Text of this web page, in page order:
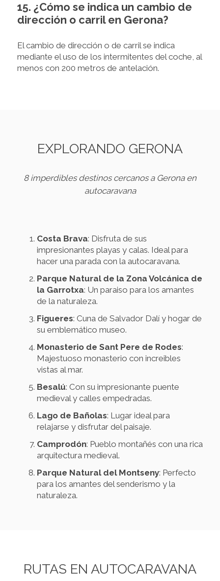
15. ¿Cómo se indica un cambio de
dirección o carril en Gerona?
El cambio de dirección o de carril se indica
mediante el uso de los intermitentes del coche, al
menos con 200 metros de antelación.
EXPLORANDO GERONA
8 imperdibles destinos cercanos a Gerona en
autocaravana
Costa Brava: Disfruta de sus
impresionantes playas y calas. Ideal para
hacer una parada con la autocaravana.
Parque Natural de la Zona Volcánica de
la Garrotxa: Un paraiso para los amantes
de la naturaleza.
Figueres: Cuna de Salvador Dalí y hogar de
su emblemático museo.
Monasterio de Sant Pere de Rodes:
Majestuoso monasterio con increibles
vistas al mar.
Besalú: Con su impresionante puente
medieval y calles empedradas.
Lago de Bañolas: Lugar ideal para
relajarse y disfrutar del paisaje.
Camprodón: Pueblo montañés con una rica
arquitectura medieval.
Parque Natural del Montseny: Perfecto
para los amantes del senderismo y la
naturaleza.
RUTAS EN AUTOCARAVANA